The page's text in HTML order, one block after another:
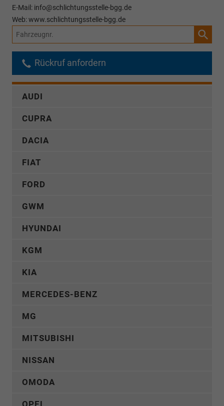
E-Mail: info@schlichtungsstelle-bgg.de
Web: www.schlichtungsstelle-bgg.de
Fahrzeugnr.
Rückruf anfordern
AUDI
CUPRA
DACIA
FIAT
FORD
GWM
HYUNDAI
KGM
KIA
MERCEDES-BENZ
MG
MITSUBISHI
NISSAN
OMODA
OPEL